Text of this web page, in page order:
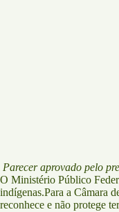
Parecer aprovado pelo
O Ministério Público
indígenas.Para a Câmara
reconhece e não protege